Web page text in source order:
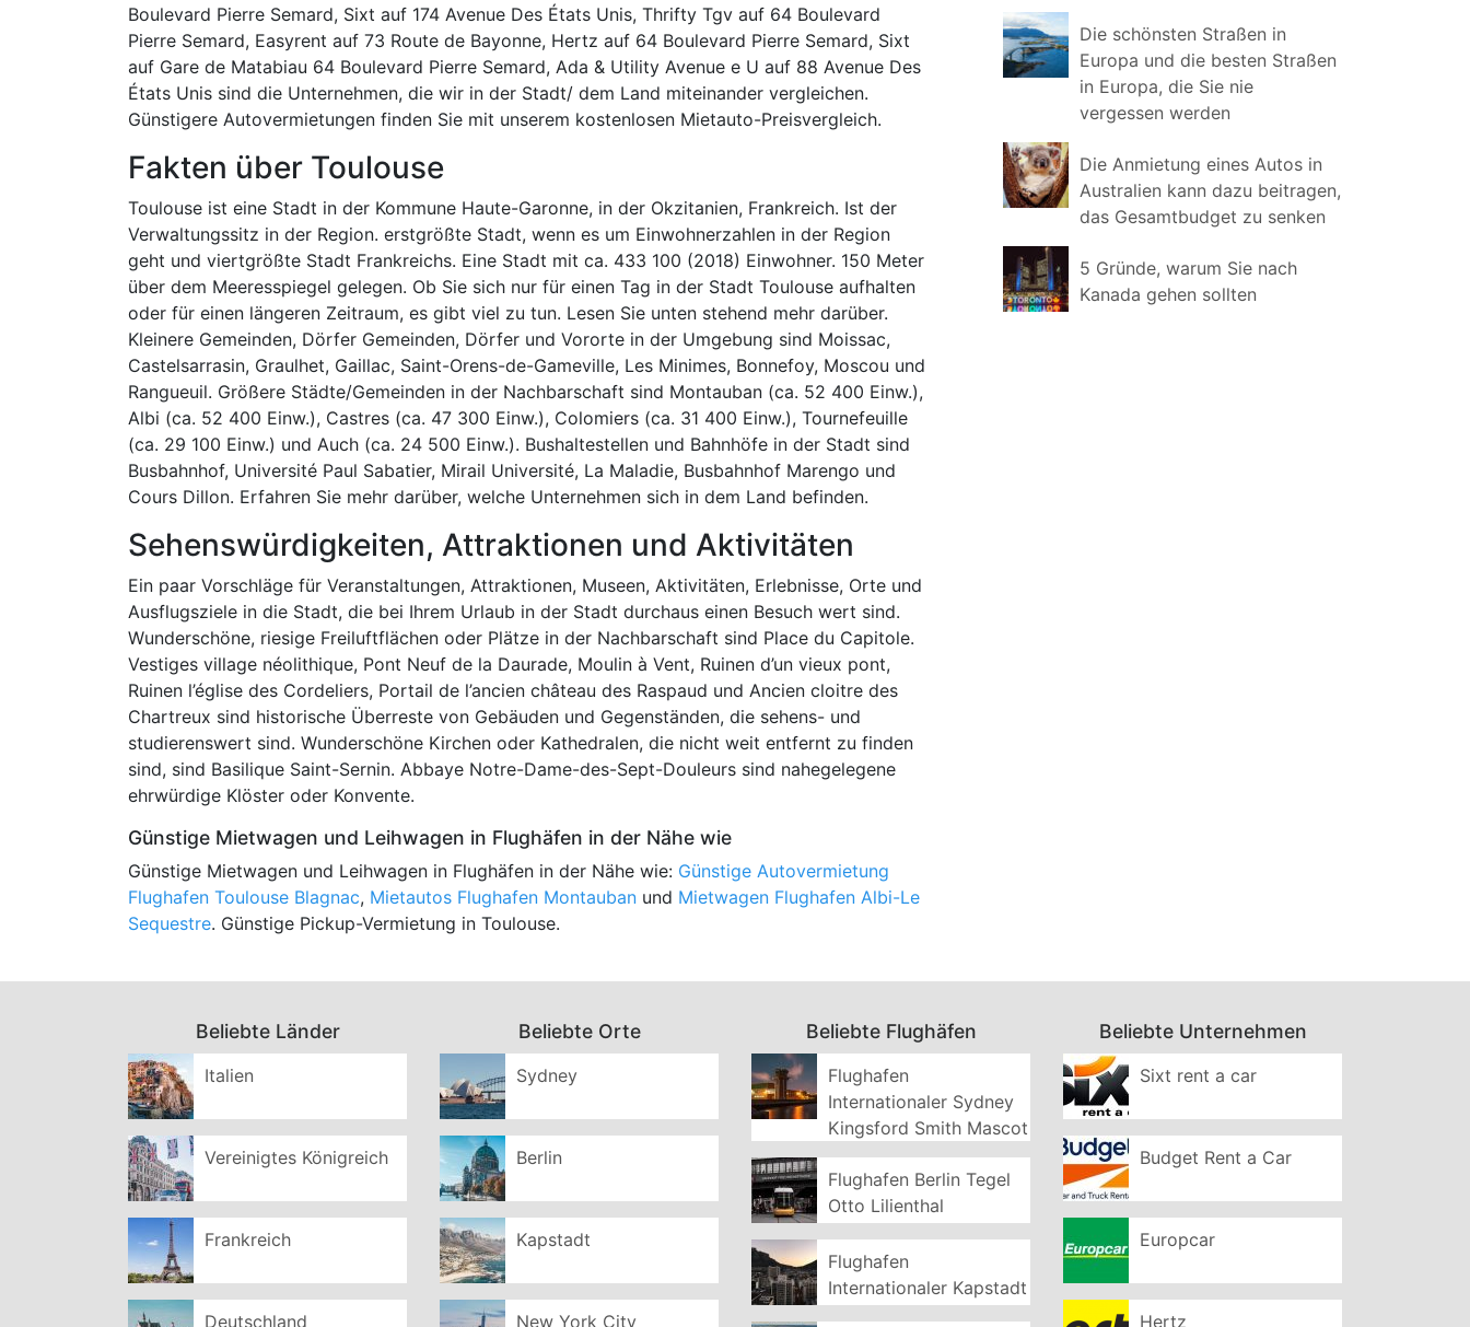
Boulevard Pierre Semard, Sixt auf 174 Avenue Des États Unis, Thrifty Tgv auf 64 Boulevard
Pierre Semard, Easyrent auf 73 Route de Bayonne, Hertz auf 64 Boulevard Pierre Semard, Sixt
auf Gare de Matabiau 64 Boulevard Pierre Semard, Ada & Utility Avenue e U auf 88 Avenue Des
États Unis sind die Unternehmen, die wir in der Stadt/ dem Land miteinander vergleichen.
Günstigere Autovermietungen finden Sie mit unserem kostenlosen Mietauto-Preisvergleich.
Fakten über Toulouse
Toulouse ist eine Stadt in der Kommune Haute-Garonne, in der Okzitanien, Frankreich. Ist der
Verwaltungssitz in der Region. erstgrößte Stadt, wenn es um Einwohnerzahlen in der Region
geht und viertgrößte Stadt Frankreichs. Eine Stadt mit ca. 433 100 (2018) Einwohner. 150 Meter
über dem Meeresspiegel gelegen. Ob Sie sich nur für einen Tag in der Stadt Toulouse aufhalten
oder für einen längeren Zeitraum, es gibt viel zu tun. Lesen Sie unten stehend mehr darüber.
Kleinere Gemeinden, Dörfer Gemeinden, Dörfer und Vororte in der Umgebung sind Moissac,
Castelsarrasin, Graulhet, Gaillac, Saint-Orens-de-Gameville, Les Minimes, Bonnefoy, Moscou und
Rangueuil. Größere Städte/Gemeinden in der Nachbarschaft sind Montauban (ca. 52 400 Einw.),
Albi (ca. 52 400 Einw.), Castres (ca. 47 300 Einw.), Colomiers (ca. 31 400 Einw.), Tournefeuille
(ca. 29 100 Einw.) und Auch (ca. 24 500 Einw.). Bushaltestellen und Bahnhöfe in der Stadt sind
Busbahnhof, Université Paul Sabatier, Mirail Université, La Maladie, Busbahnhof Marengo und
Cours Dillon. Erfahren Sie mehr darüber, welche Unternehmen sich in dem Land befinden.
Sehenswürdigkeiten, Attraktionen und Aktivitäten
Ein paar Vorschläge für Veranstaltungen, Attraktionen, Museen, Aktivitäten, Erlebnisse, Orte und
Ausflugsziele in die Stadt, die bei Ihrem Urlaub in der Stadt durchaus einen Besuch wert sind.
Wunderschöne, riesige Freiluftflächen oder Plätze in der Nachbarschaft sind Place du Capitole.
Vestiges village néolithique, Pont Neuf de la Daurade, Moulin à Vent, Ruinen d’un vieux pont,
Ruinen l’église des Cordeliers, Portail de l’ancien château des Raspaud und Ancien cloitre des
Chartreux sind historische Überreste von Gebäuden und Gegenständen, die sehens- und
studierenswert sind. Wunderschöne Kirchen oder Kathedralen, die nicht weit entfernt zu finden
sind, sind Basilique Saint-Sernin. Abbaye Notre-Dame-des-Sept-Douleurs sind nahegelegene
ehrwürdige Klöster oder Konvente.
Günstige Mietwagen und Leihwagen in Flughäfen in der Nähe wie
Günstige Mietwagen und Leihwagen in Flughäfen in der Nähe wie: Günstige Autovermietung
Flughafen Toulouse Blagnac, Mietautos Flughafen Montauban und Mietwagen Flughafen Albi-Le
Sequestre. Günstige Pickup-Vermietung in Toulouse.
Die schönsten Straßen in
Europa und die besten Straßen
in Europa, die Sie nie
vergessen werden
Die Anmietung eines Autos in
Australien kann dazu beitragen,
das Gesamtbudget zu senken
5 Gründe, warum Sie nach
Kanada gehen sollten
Beliebte Länder
Italien
Vereinigtes Königreich
Frankreich
Deutschland
Beliebte Orte
Sydney
Berlin
Kapstadt
New York City
Beliebte Flughäfen
Flughafen
Internationaler Sydney
Kingsford Smith Mascot
Flughafen Berlin Tegel
Otto Lilienthal
Flughafen
Internationaler Kapstadt
Beliebte Unternehmen
Sixt rent a car
Budget Rent a Car
Europcar
Hertz